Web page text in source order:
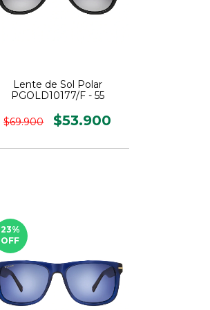
Lente de Sol Polar
PGOLD10177/F - 55
$69.900 $53.900
23%
OFF